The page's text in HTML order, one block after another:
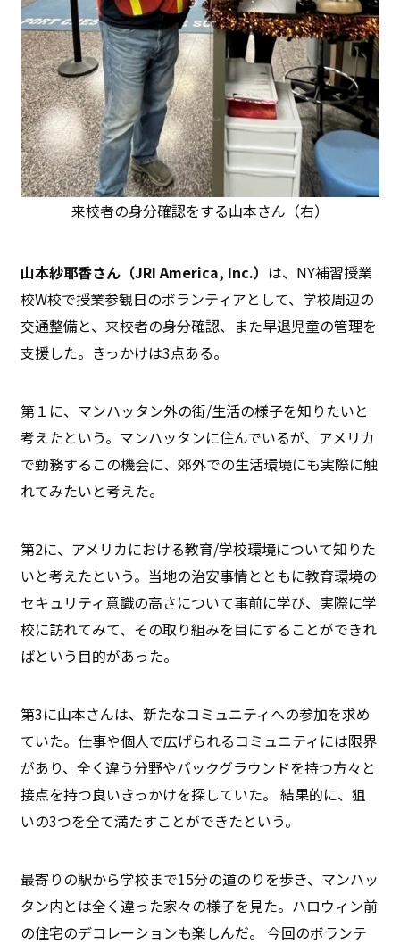
来校者の身分確認をする山本さん（右）
山本紗耶香さん（JRI America, Inc.） は、NY補習授業
校W校で授業参観日のボランティアとして、学校周辺の
交通整備と、来校者の身分確認、また早退児童の管理を
支援した。きっかけは3点ある。
第１に、マンハッタン外の街/生活の様子を知りたいと
考えたという。マンハッタンに住んでいるが、アメリカ
で勤務するこの機会に、郊外での生活環境にも実際に触
れてみたいと考えた。
第2に、アメリカにおける教育/学校環境について知りた
いと考えたという。当地の治安事情とともに教育環境の
セキュリティ意識の高さについて事前に学び、実際に学
校に訪れてみて、その取り組みを目にすることができれ
ばという目的があった。
第3に山本さんは、新たなコミュニティへの参加を求め
ていた。仕事や個人で広げられるコミュニティには限界
があり、全く違う分野やバックグラウンドを持つ方々と
接点を持つ良いきっかけを探していた。 結果的に、狙
いの3つを全て満たすことができたという。
最寄りの駅から学校まで15分の道のりを歩き、マンハッ
タン内とは全く違った家々の様子を見た。ハロウィン前
の住宅のデコレーションも楽しんだ。 今回のボランテ